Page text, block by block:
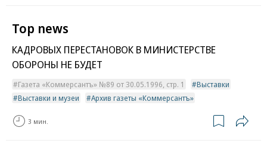
Top news
КАДРОВЫХ ПЕРЕСТАНОВОК В МИНИСТЕРСТВЕ
ОБОРОНЫ НЕ БУДЕТ
Газета «Коммерсантъ» №89 от 30.05.1996, стр. 1
Выставки
Выставки и музеи
Архив газеты «Коммерсантъ»
3 мин.